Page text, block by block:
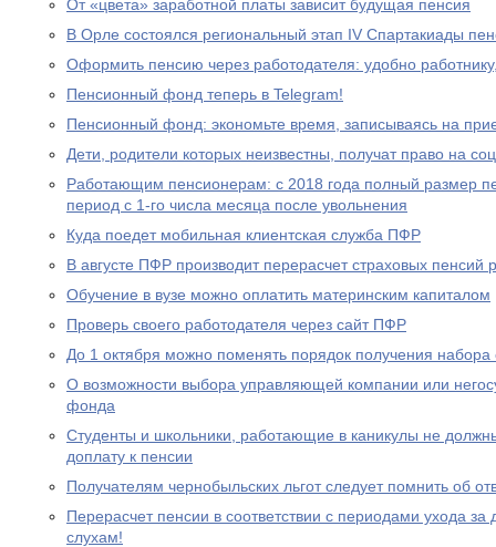
От «цвета» заработной платы зависит будущая пенсия
В Орле состоялся региональный этап IV Спартакиады
Оформить пенсию через работодателя: удобно
Пенсионный фонд теперь в Telegram!
Пенсионный фонд: экономьте время, записываясь на
Дети, родители которых неизвестны, получат право на
Работающим пенсионерам: с 2018 года полный размер
период с 1-го числа месяца после увольнения
Куда поедет мобильная клиентская служба ПФР
В августе ПФР производит перерасчет страховых
Обучение в вузе можно оплатить материнским капиталом
Проверь своего работодателя через сайт ПФР
До 1 октября можно поменять порядок получения набора
О возможности выбора управляющей компании или
фонда
Студенты и школьники, работающие в каникулы не
доплату к пенсии
Получателям чернобыльских льгот следует помнить об
Перерасчет пенсии в соответствии с периодами ухода за
слухам!